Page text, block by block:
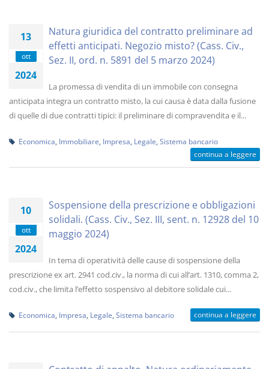
13
ott
2024
Natura giuridica del contratto preliminare ad
effetti anticipati. Negozio misto? (Cass. Civ.,
Sez. II, ord. n. 5891 del 5 marzo 2024)
La promessa di vendita di un immobile con consegna
anticipata integra un contratto misto, la cui causa è data dalla fusione
di quelle di due contratti tipici: il preliminare di compravendita e il...
Economica Immobiliare Impresa Legale Sistema bancario
continua a leggere
10
ott
2024
Sospensione della prescrizione e obbligazioni
solidali. (Cass. Civ., Sez. III, sent. n. 12928 del 10
maggio 2024)
In tema di operatività delle cause di sospensione della
prescrizione ex art. 2941 cod.civ., la norma di cui all’art. 1310, comma 2,
cod.civ., che limita l’effetto sospensivo al debitore solidale cui...
Economica Impresa Legale Sistema bancario continua a leggere